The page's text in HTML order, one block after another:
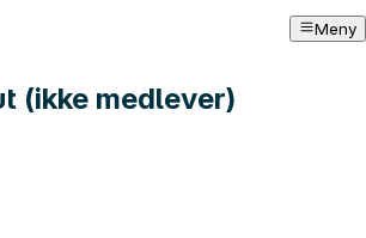
Meny
(ikke medlever)